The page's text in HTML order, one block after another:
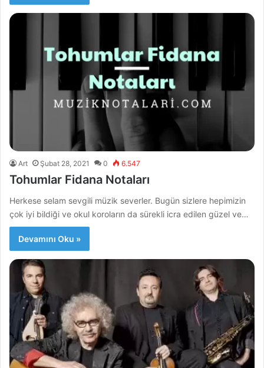
Art Şubat 28, 2021 0 6.547
Tohumlar Fidana Notaları
Herkese selam sevgili müzik severler. Bugün sizlere hepimizin
çok iyi bildiği ve okul koroların da sürekli icra edilen güzel ve…
Devamını Oku »